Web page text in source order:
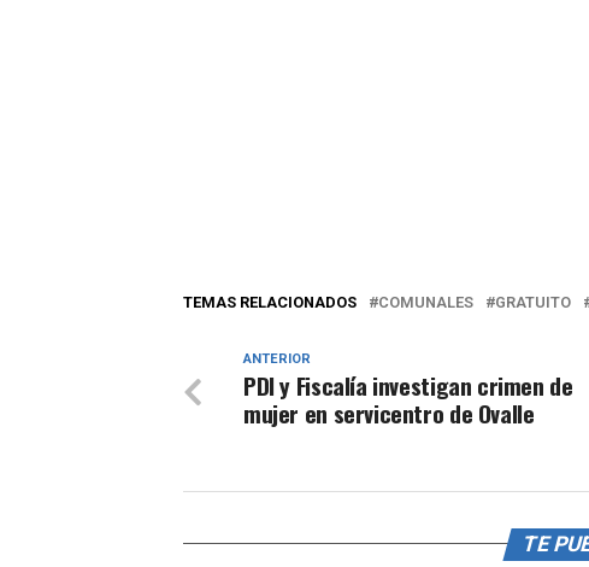
TEMAS RELACIONADOS COMUNALES GRATUITO
ANTERIOR
PDI y Fiscalía investigan crimen de
mujer en servicentro de Ovalle
TE